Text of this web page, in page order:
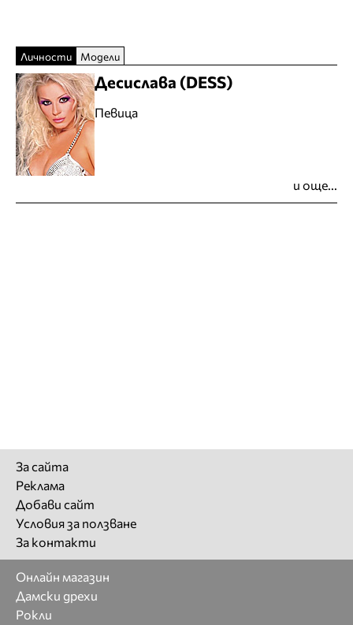
Личности Модели
Десислава (DESS)
Певица
и още...
За сайта
Реклама
Добави сайт
Условия за ползване
За контакти
Онлайн магазин
Дамски дрехи
Рокли